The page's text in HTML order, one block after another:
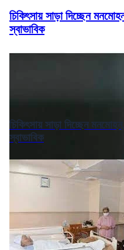
চিকিৎসায় সাড়া দিচ্ছেন
স্বাভাবিক
চিকিৎসায় সাড়া দিচ্ছেন
স্বাভাবিক